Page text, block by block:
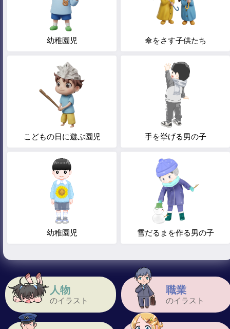
人物
のイラスト
職業
のイラスト
幼稚園児 傘をさす子供たち
こどもの日に遊ぶ園児 手を挙げる男の子
幼稚園児 雪だるまを作る男の子